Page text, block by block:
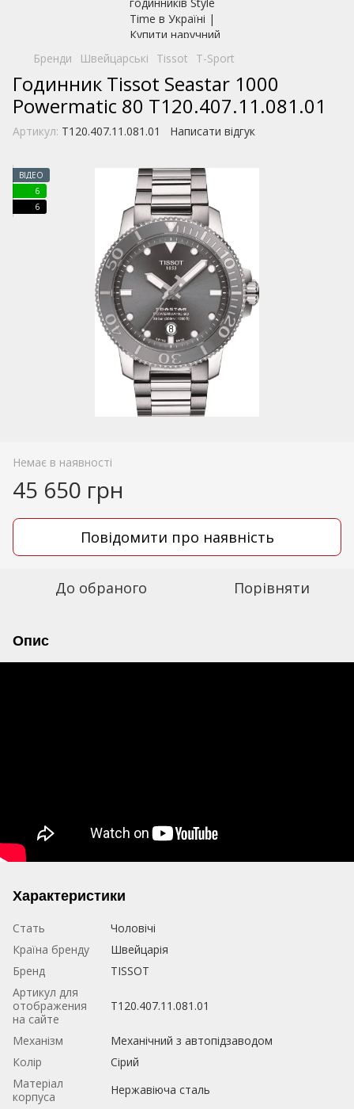
Бренди Швейцарські Tissot T-Sport
Годинник Tissot Seastar 1000
Powermatic 80 T120.407.11.081.01
Артикул: T120.407.11.081.01 Написати відгук
ВІДЕО
6
6
Немає в наявності
45 650 грн
Повідомити про наявність
До обраного Порівняти
Опис
Характеристики
Стать
Чоловічі
Країна бренду
Швейцарія
Бренд
TISSOT
Артикул для
отображения
на сайте
T120.407.11.081.01
Механізм
Механічний з автопідзаводом
Колір
Сірий
Матеріал
корпуса
Нержавіюча сталь